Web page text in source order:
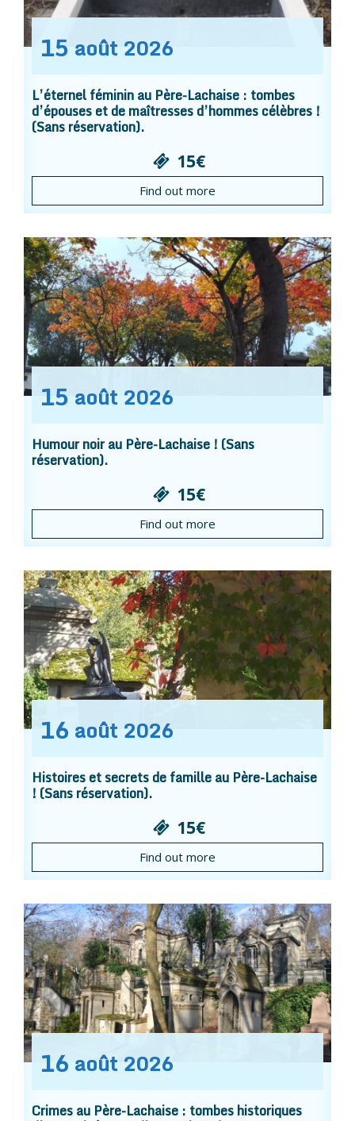
15 août 2026
L’éternel féminin au Père-Lachaise : tombes
d’épouses et de maîtresses d’hommes célèbres !
(Sans réservation).
15€
Find out more
15 août 2026
Humour noir au Père-Lachaise ! (Sans
réservation).
15€
Find out more
16 août 2026
Histoires et secrets de famille au Père-Lachaise
! (Sans réservation).
15€
Find out more
16 août 2026
Crimes au Père-Lachaise : tombes historiques